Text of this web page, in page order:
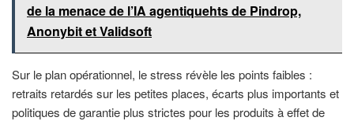
de la menace de l’IA agentiquehts de Pindrop,
Anonybit et Validsoft
Sur le plan opérationnel, le stress révèle les points faibles :
retraits retardés sur les petites places, écarts plus importants et
politiques de garantie plus strictes pour les produits à effet de